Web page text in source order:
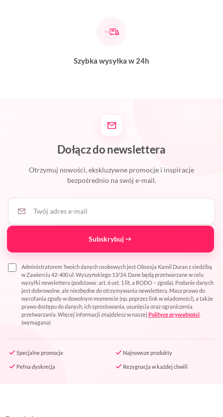
Szybka wysyłka w 24h
Dołącz do newslettera
Otrzymuj nowości, ekskluzywne promocje i inspiracje
bezpośrednio na swój e-mail.
Twój adres e-mail
Subskrybuj
Administratorem Twoich danych osobowych jest Obsesja Kamil Duran z siedzibą
w Zawierciu 42-400 ul. Wyszyńskiego 13/24. Dane będą przetwarzane w celu
wysyłki newslettera (podstawa: art. 6 ust. 1 lit. a RODO – zgoda). Podanie danych
jest dobrowolne, ale niezbędne do otrzymywania newslettera. Masz prawo do
wycofania zgody w dowolnym momencie (np. poprzez link w wiadomości), a także
prawo dostępu do danych, ich sprostowania, usunięcia oraz ograniczenia
przetwarzania. Więcej informacji znajdziesz w naszej Polityce prywatności
(wymagana)
Specjalne promocje Najnowsze produkty
Pełna dyskrecja Rezygnacja w każdej chwili